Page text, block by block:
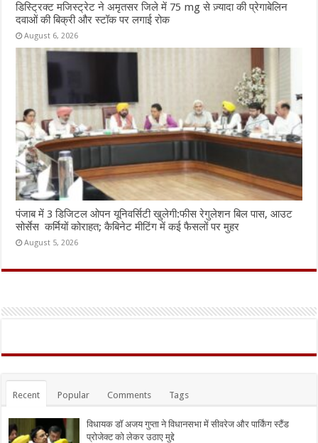
डिस्ट्रिक्ट मजिस्ट्रेट ने अमृतसर जिले में 75 mg से ज़्यादा की प्रेगाबेलिन
दवाओं की बिक्री और स्टॉक पर लगाई रोक
August 6, 2026
पंजाब में 3 डिजिटल ओपन यूनिवर्सिटी खुलेगी:फीस रेगुलेशन बिल पास, आउट
सोर्सेस कर्मियों कोराहत; कैबिनेट मीटिंग में कई फैसलों पर मुहर
August 5, 2026
Recent Popular Comments Tags
विधायक डॉ अजय गुप्ता ने विधानसभा में सीवरेज और पार्किंग स्टैंड
प्रोजेक्ट को लेकर उठाए मुद्दे